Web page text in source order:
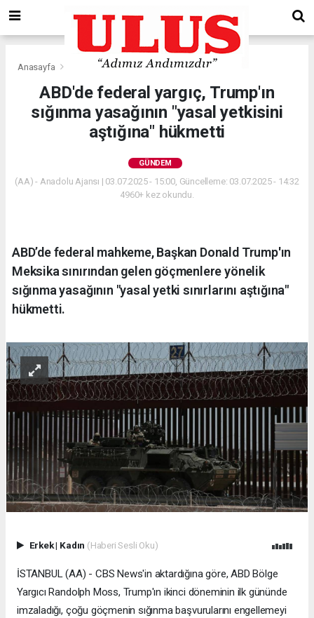
Anasayfa Gündem
ABD'de federal yargıç, Trump'ın
sığınma yasağının "yasal yetkisini
aştığına" hükmetti
GÜNDEM
(AA) - Anadolu Ajansı | 03.07.2025 - 15:00, Güncelleme: 03.07.2025 - 14:32
4960+ kez okundu.
ABD’de federal mahkeme, Başkan Donald Trump'ın
Meksika sınırından gelen göçmenlere yönelik
sığınma yasağının "yasal yetki sınırlarını aştığına"
hükmetti.
Erkek| Kadın (Haberi Sesli Oku)
İSTANBUL (AA) - CBS News'in aktardığına göre, ABD Bölge
Yargıcı Randolph Moss, Trump'ın ikinci döneminin ilk gününde
imzaladığı, çoğu göçmenin sığınma başvurularını engellemeyi